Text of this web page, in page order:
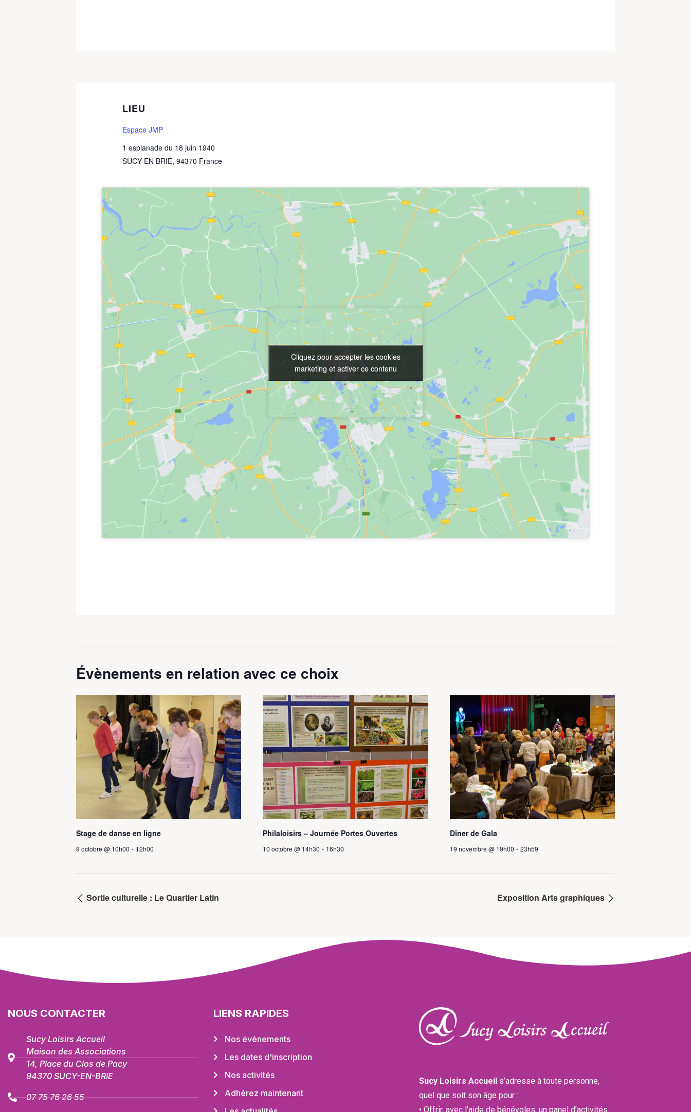
LIEU
Espace JMP
1 esplanade du 18 juin 1940
SUCY EN BRIE, 94370 France
Cliquez pour accepter les cookies
marketing et activer ce contenu
Cliquez pour accepter les cookies
marketing et activer ce contenu
Évènements en relation avec ce choix
Stage de danse en ligne
9 octobre @ 10h00 - 12h00
Philaloisirs – Journée Portes Ouvertes
10 octobre @ 14h30 - 16h30
Dîner de Gala
19 novembre @ 19h00 - 23h59
Sortie culturelle : Le Quartier Latin Exposition Arts graphiques
NOUS CONTACTER
Sucy Loisirs Accueil
Maison des Associations
14, Place du Clos de Pacy
94370 SUCY-EN-BRIE
07 75 76 26 55
LIENS RAPIDES
Nos évènements
Les dates d'inscription
Nos activités
Adhérez maintenant
Sucy Loisirs Accueils’adresse à toute personne,
quel que soit son âge pour :
• Offrir, avec l’aide de bénévoles, un panel d’activités